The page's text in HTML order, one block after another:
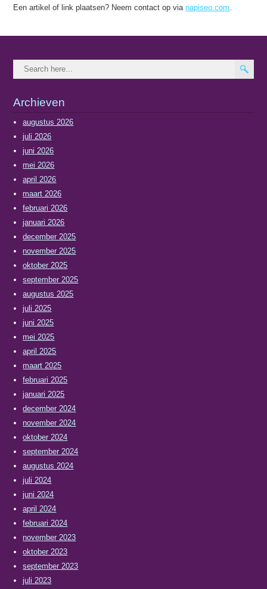
Een artikel of link plaatsen? Neem contact op vianapiseo.com
Archieven
augustus 2026
juli 2026
juni 2026
mei 2026
april 2026
maart 2026
februari 2026
januari 2026
december 2025
november 2025
oktober 2025
september 2025
augustus 2025
juli 2025
juni 2025
mei 2025
april 2025
maart 2025
februari 2025
januari 2025
december 2024
november 2024
oktober 2024
september 2024
augustus 2024
juli 2024
juni 2024
april 2024
februari 2024
november 2023
oktober 2023
september 2023
juli 2023